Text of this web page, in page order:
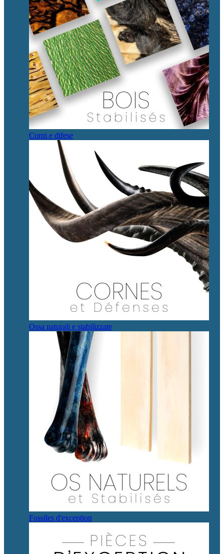
Corni e difese
Ossa naturali e stabilizzate
Fossiles d'exception